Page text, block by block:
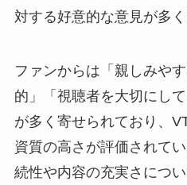
対する好意的な意見が多く
ファンからは「親しみや
的」「視聴者を大切にし
が多く寄せられており、
資質の高さが評価されて
続性や内容の充実さにつ